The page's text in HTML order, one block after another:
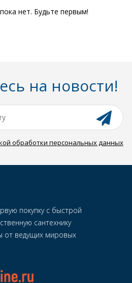
нет. Будьте первым!
на новости!
обработки персональных данных
покупку с быстрой
сантехнику
от ведущих мировых